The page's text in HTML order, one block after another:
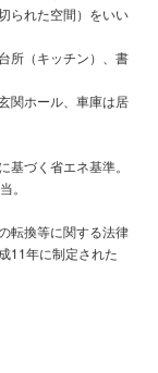
られた空間）をいい
所（キッチン）、書
関ホール、車庫は居
づく省エネ基準。
。
転換等に関する法律
11年に制定された